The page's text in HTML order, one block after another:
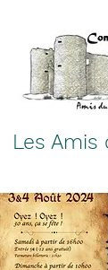
Les Amis